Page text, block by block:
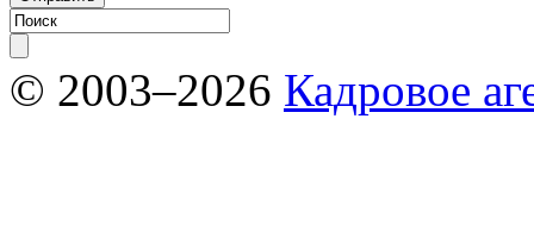
© 2003–2026 Кадровое